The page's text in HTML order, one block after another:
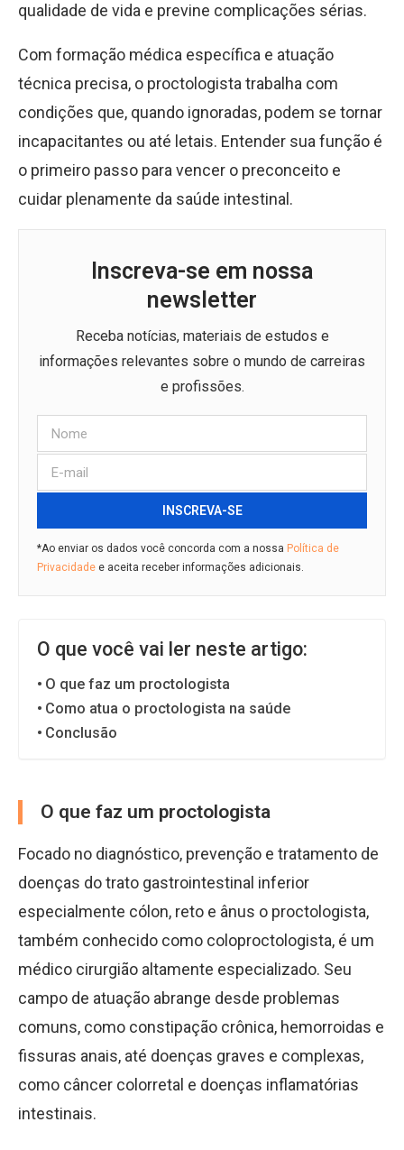
qualidade de vida e previne complicações sérias.
Com formação médica específica e atuação
técnica precisa, o proctologista trabalha com
condições que, quando ignoradas, podem se tornar
incapacitantes ou até letais. Entender sua função é
o primeiro passo para vencer o preconceito e
cuidar plenamente da saúde intestinal.
Inscreva-se em nossa
newsletter
Receba notícias, materiais de estudos e
informações relevantes sobre o mundo de carreiras
e profissões.
INSCREVA-SE
*Ao enviar os dados você concorda com a nossa Política de
Privacidade e aceita receber informações adicionais.
O que você vai ler neste artigo:
O que faz um proctologista
Como atua o proctologista na saúde
Conclusão
O que faz um proctologista
Focado no diagnóstico, prevenção e tratamento de
doenças do trato gastrointestinal inferior
especialmente cólon, reto e ânus o proctologista,
também conhecido como coloproctologista, é um
médico cirurgião altamente especializado. Seu
campo de atuação abrange desde problemas
comuns, como constipação crônica, hemorroidas e
fissuras anais, até doenças graves e complexas,
como câncer colorretal e doenças inflamatórias
intestinais.